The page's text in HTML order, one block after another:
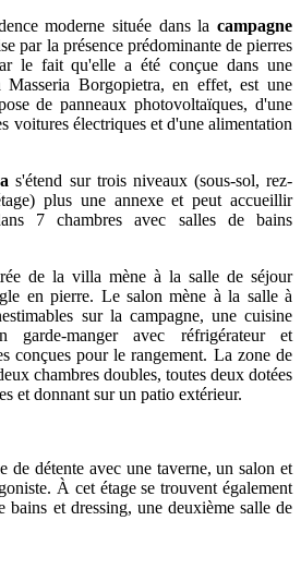
moderne située dans la campagne
par la présence prédominante de pierres
le fait qu'elle a été conçue dans une
Borgopietra, en effet, est une
de panneaux photovoltaïques, d'une
voitures électriques et d'une alimentation
s'étend sur trois niveaux (sous-sol, rez-
plus une annexe et peut accueillir
7 chambres avec salles de bains
de la villa mène à la salle de séjour
en pierre. Le salon mène à la salle à
sur la campagne, une cuisine
garde-manger avec réfrigérateur et
conçues pour le rangement. La zone de
chambres doubles, toutes deux dotées
et donnant sur un patio extérieur.
de détente avec une taverne, un salon et
À cet étage se trouvent également
bains et dressing, une deuxième salle de